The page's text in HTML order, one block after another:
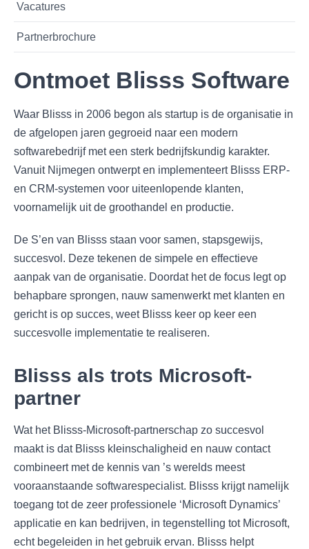
Vacatures
Partnerbrochure
Ontmoet Blisss Software
Waar Blisss in 2006 begon als startup is de organisatie in
de afgelopen jaren gegroeid naar een modern
softwarebedrijf met een sterk bedrijfskundig karakter.
Vanuit Nijmegen ontwerpt en implementeert Blisss ERP-
en CRM-systemen voor uiteenlopende klanten,
voornamelijk uit de groothandel en productie.
De S’en van Blisss staan voor samen, stapsgewijs,
succesvol. Deze tekenen de simpele en effectieve
aanpak van de organisatie. Doordat het de focus legt op
behapbare sprongen, nauw samenwerkt met klanten en
gericht is op succes, weet Blisss keer op keer een
succesvolle implementatie te realiseren.
Blisss als trots Microsoft-
partner
Wat het Blisss-Microsoft-partnerschap zo succesvol
maakt is dat Blisss kleinschaligheid en nauw contact
combineert met de kennis van ’s werelds meest
vooraanstaande softwarespecialist. Blisss krijgt namelijk
toegang tot de zeer professionele ‘Microsoft Dynamics’
applicatie en kan bedrijven, in tegenstelling tot Microsoft,
echt begeleiden in het gebruik ervan. Blisss helpt